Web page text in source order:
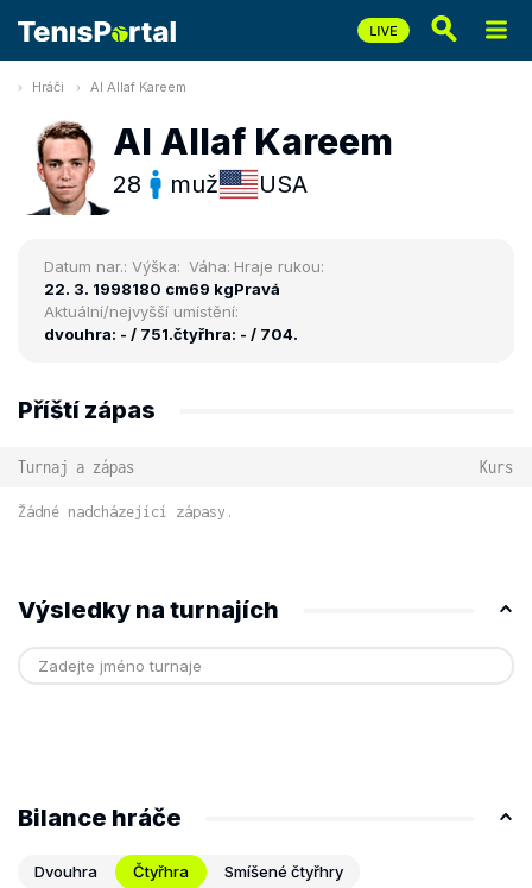
Hráči Al Allaf Kareem
Al Allaf Kareem
28 muž USA
Datum nar.:
22. 3. 1998
Výška:
180 cm
Váha:
69 kg
Hraje rukou:
Pravá
Aktuální/nejvyšší umístění:
dvouhra: - / 751.čtyřhra: - / 704.
Příští zápas
Turnaj a zápas Kurs
Žádné nadcházející zápasy.
Výsledky na turnajích
Bilance hráče
Dvouhra Čtyřhra Smíšené čtyřhry